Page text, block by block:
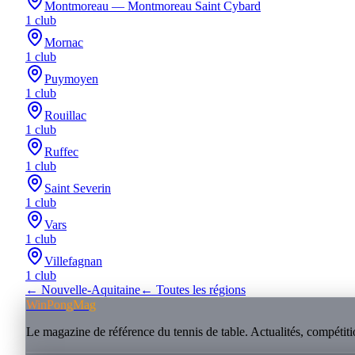
Montmoreau — Montmoreau Saint Cybard
1 club
Mornac
1 club
Puymoyen
1 club
Rouillac
1 club
Ruffec
1 club
Saint Severin
1 club
Vars
1 club
Villefagnan
1 club
← Nouvelle-Aquitaine← Toutes les régions
WinPongMag
Le magazine de référence du tennis de table. Actualités,